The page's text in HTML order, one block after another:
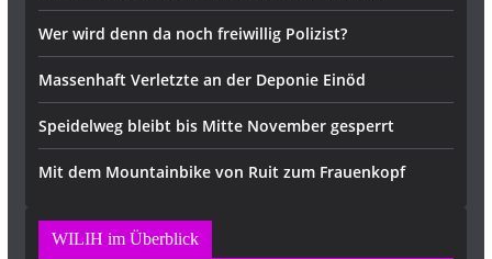
Wer wird denn da noch freiwillig Polizist?
Massenhaft Verletzte an der Deponie Einöd
Speidelweg bleibt bis Mitte November gesperrt
Mit dem Mountainbike von Ruit zum Frauenkopf
WILIH im Überblick